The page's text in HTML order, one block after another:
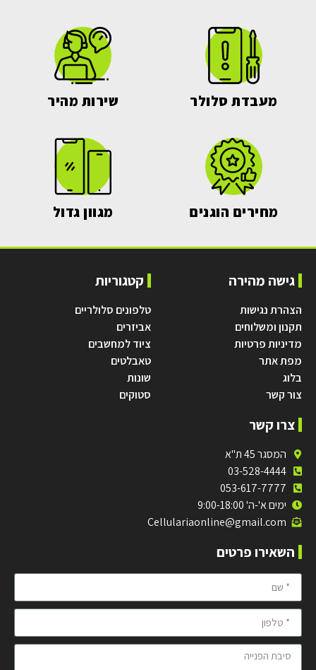
מעבדת סלולר שירות מהיר
מחירים הוגנים מגוון גדול
גישה מהירה
הצהרת נגישות
תקנון ומשלוחים
מדיניות פרטיות
מפת אתר
בלוג
צור קשר
קטגוריות
טלפונים סלולריים
אביזרים
ציוד למחשבים
טאבלטים
שונות
סטוקים
צרו קשר
המסגר 45 ת"א
03-528-4444
053-617-7777
ימים א'-ה' 9:00-18:00
Cellulariaonline@gmail.com
השאירו פרטים